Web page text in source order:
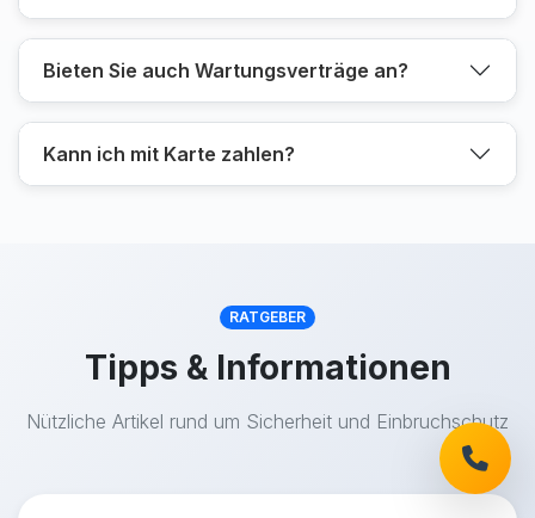
Bieten Sie auch Wartungsverträge an?
Kann ich mit Karte zahlen?
RATGEBER
Tipps & Informationen
Nützliche Artikel rund um Sicherheit und Einbruchschutz